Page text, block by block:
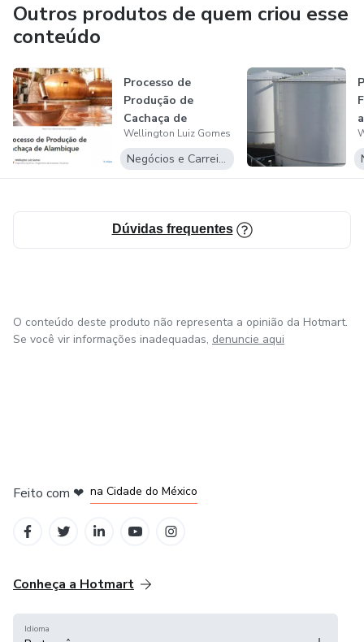
Outros produtos de quem criou esse
conteúdo
Processo de
Produção de
Cachaça de
Alambique
Wellington Luiz Gomes
Negócios e Carreira
Dúvidas frequentes
O conteúdo deste produto não representa a opinião da Hotmart.
Se você vir informações inadequadas, denuncie aqui
Feito com ❤ na Cidade do México
Conheça a Hotmart
Idioma